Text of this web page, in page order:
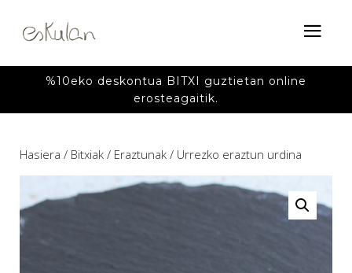
%10eko deskontua BITXI guztietan online
erosteagaitik.
Hasiera / Bitxiak / Eraztunak / Urrezko eraztun urdina